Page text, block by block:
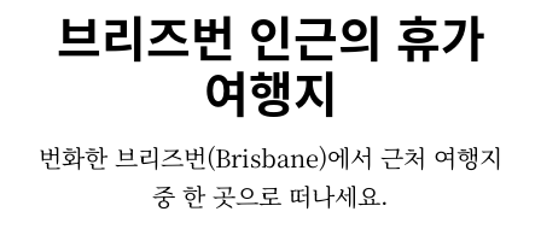
브리즈번 인근의 휴가
여행지
번화한 브리즈번(Brisbane)에서 근처 여행지
중 한 곳으로 떠나세요.